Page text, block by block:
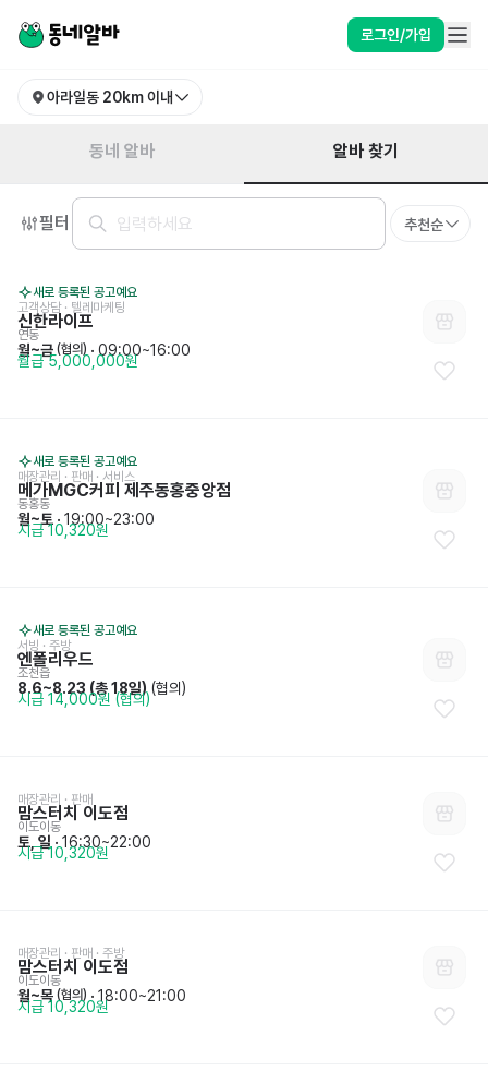
로그인/가입
아라일동 20km 이내
동네 알바 알바 찾기
필터 추천순
새로 등록된 공고예요
고객상담 · 텔레마케팅
신한라이프
연동
월~금 (협의) · 09:00~16:00
월급 5,000,000원
새로 등록된 공고예요
매장관리 · 판매 · 서비스
메가MGC커피 제주동홍중앙점
동홍동
월~토 · 19:00~23:00
시급 10,320원
새로 등록된 공고예요
서빙 · 주방
엔폴리우드
조천읍
8.6~8.23 (총 18일) (협의)
시급 14,000원 (협의)
매장관리 · 판매
맘스터치 이도점
이도이동
토, 일 · 16:30~22:00
시급 10,320원
매장관리 · 판매 · 주방
맘스터치 이도점
이도이동
월~목 (협의) · 18:00~21:00
시급 10,320원